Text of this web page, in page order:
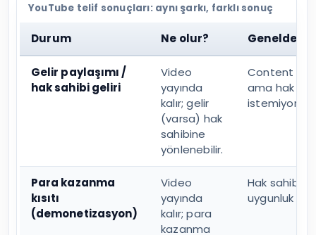
YouTube telif sonuçları: aynı şarkı, farklı sonuç
Durum Ne olur? Genelde
Gelir paylaşımı /
hak sahibi geliri
Video
yayında
kalır; gelir
(varsa) hak
sahibine
yönlenebilir.
Content ID
ama hak
istemiyorsa.
Para kazanma
kısıtı
(demonetizasyon)
Video
yayında
kalır; para
kazanma
Hak sahibi
uygunluk